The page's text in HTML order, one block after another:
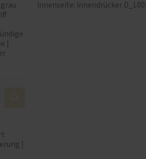
|
Innenseite: Innendrücker D_1001
|